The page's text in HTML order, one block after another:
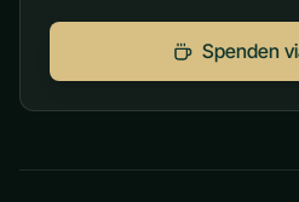
Spenden